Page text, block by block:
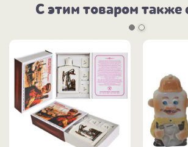
С этим товаром также